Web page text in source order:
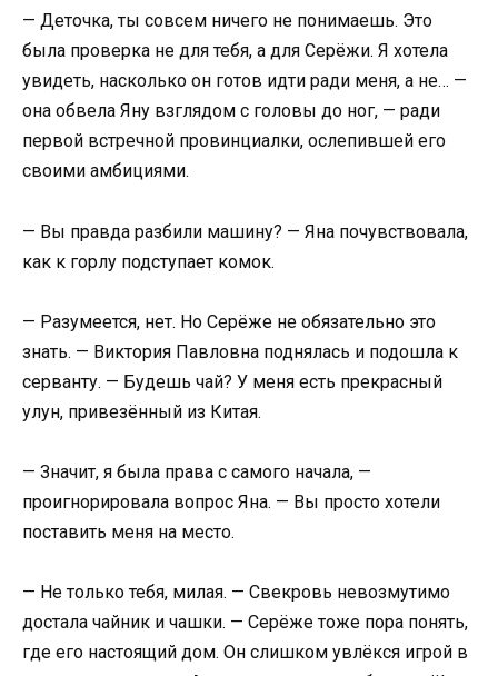
— Деточка, ты совсем ничего не понимаешь. Это
была проверка не для тебя, а для Серёжи. Я хотела
увидеть, насколько он готов идти ради меня, а не… —
она обвела Яну взглядом с головы до ног, — ради
первой встречной провинциалки, ослепившей его
своими амбициями.
— Вы правда разбили машину? — Яна почувствовала,
как к горлу подступает комок.
— Разумеется, нет. Но Серёже не обязательно это
знать. — Виктория Павловна поднялась и подошла к
серванту. — Будешь чай? У меня есть прекрасный
улун, привезённый из Китая.
— Значит, я была права с самого начала, —
проигнорировала вопрос Яна. — Вы просто хотели
поставить меня на место.
— Не только тебя, милая. — Свекровь невозмутимо
достала чайник и чашки. — Серёже тоже пора понять,
где его настоящий дом. Он слишком увлёкся игрой в